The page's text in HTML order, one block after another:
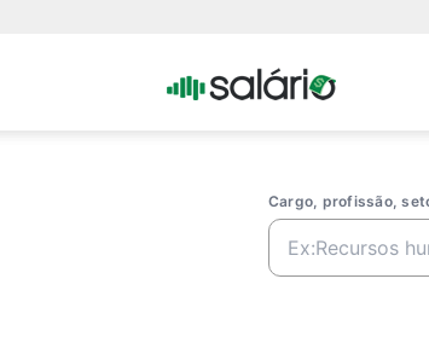
Portal
Cargo, profissão,